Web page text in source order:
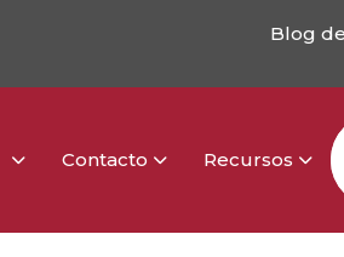
Blog
Contacto Recursos